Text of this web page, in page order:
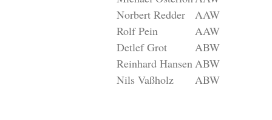
Norbert Redder
AAW
Rolf Pein
AAW
Detlef Grot
ABW
Reinhard HansenABW
Nils Vaßholz
ABW